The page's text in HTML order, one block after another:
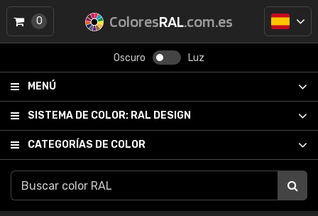
ColoresRAL.com.es
Oscuro Luz
MENÚ
SISTEMA DE COLOR: RAL DESIGN
CATEGORÍAS DE COLOR
0